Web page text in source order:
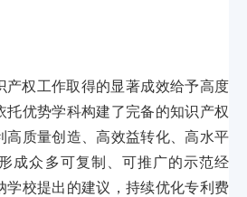
产权工作取得的显著成效给予高度
托优势学科构建了完备的知识产权
高质量创造、高效益转化、高水平
成众多可复制、可推广的示范经
学校提出的建议，持续优化专利费